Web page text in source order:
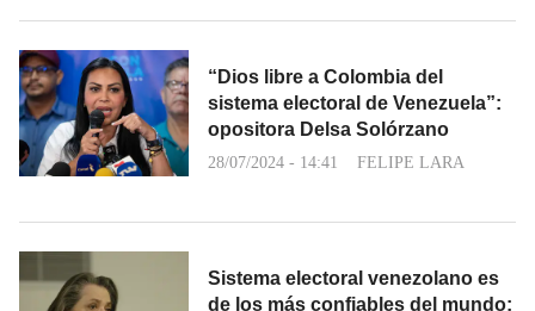
“Dios libre a Colombia del
sistema electoral de Venezuela”:
opositora Delsa Solórzano
28/07/2024 - 14:41 FELIPE LARA
Sistema electoral venezolano es
de los más confiables del mundo: